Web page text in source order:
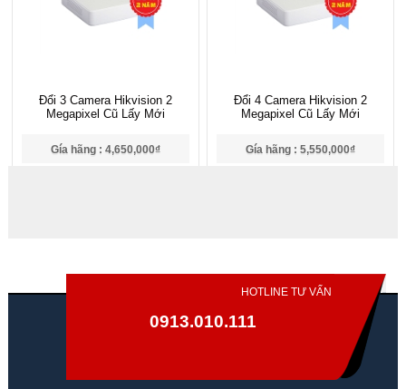
Đổi 3 Camera Hikvision 2
Megapixel Cũ Lấy Mới
Gía hãng : 4,650,000₫
Đổi 4 Camera Hikvision 2
Megapixel Cũ Lấy Mới
Gía hãng : 5,550,000₫
HOTLINE TƯ VẤN
0913.010.111